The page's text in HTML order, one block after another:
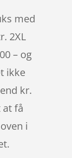
med
2XL
– og
ikke
kr.
at få
i